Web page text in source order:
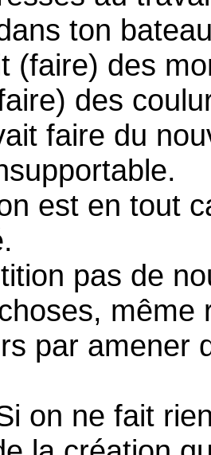
ton
(faire) des
des
faire du
est en tout
pas de
par amener
on ne fait